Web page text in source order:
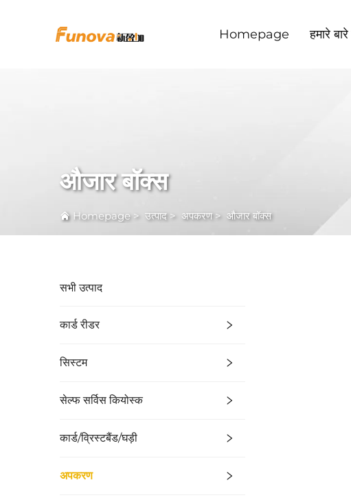
Homepage हमारे
औजार बॉक्स
Homepage> उत्पाद> अपकरण> औजार बॉक्स
सभी उत्पाद
कार्ड रीडर
सिस्टम
सेल्फ सर्विस कियोस्क
कार्ड/व्रिस्टबैंड/घड़ी
अपकरण